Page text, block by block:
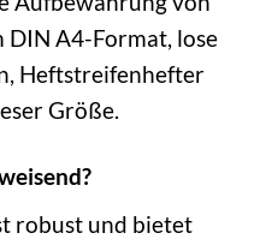
A4-Format, lose
Heftstreifenhefter
Größe.
robust und bietet